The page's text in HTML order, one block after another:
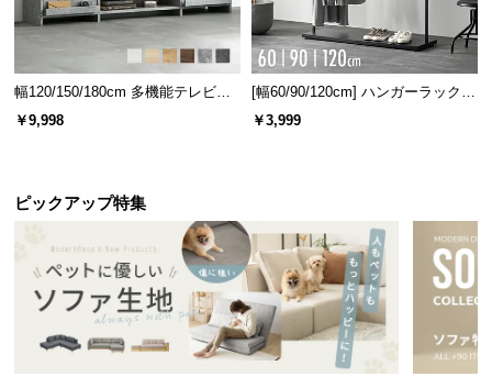
幅120/150/180cm 多機能テレビボ
ード 木目/石目調 オープン収納・
引き出し収納付き
￥9,998
[幅60/90/120cm] ハンガーラック
スチール 4段階高さ調節 サイドフ
ック オープンラック シンプル
￥3,999
ピックアップ特集